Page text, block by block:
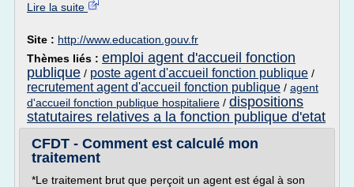
Lire la suite
Site : http://www.education.gouv.fr
Thèmes liés : emploi agent d'accueil fonction
publique / poste agent d'accueil fonction publique /
recrutement agent d'accueil fonction publique / agent
d'accueil fonction publique hospitaliere / dispositions
statutaires relatives a la fonction publique d'etat
CFDT - Comment est calculé mon
traitement
*Le traitement brut que perçoit un agent est égal à son